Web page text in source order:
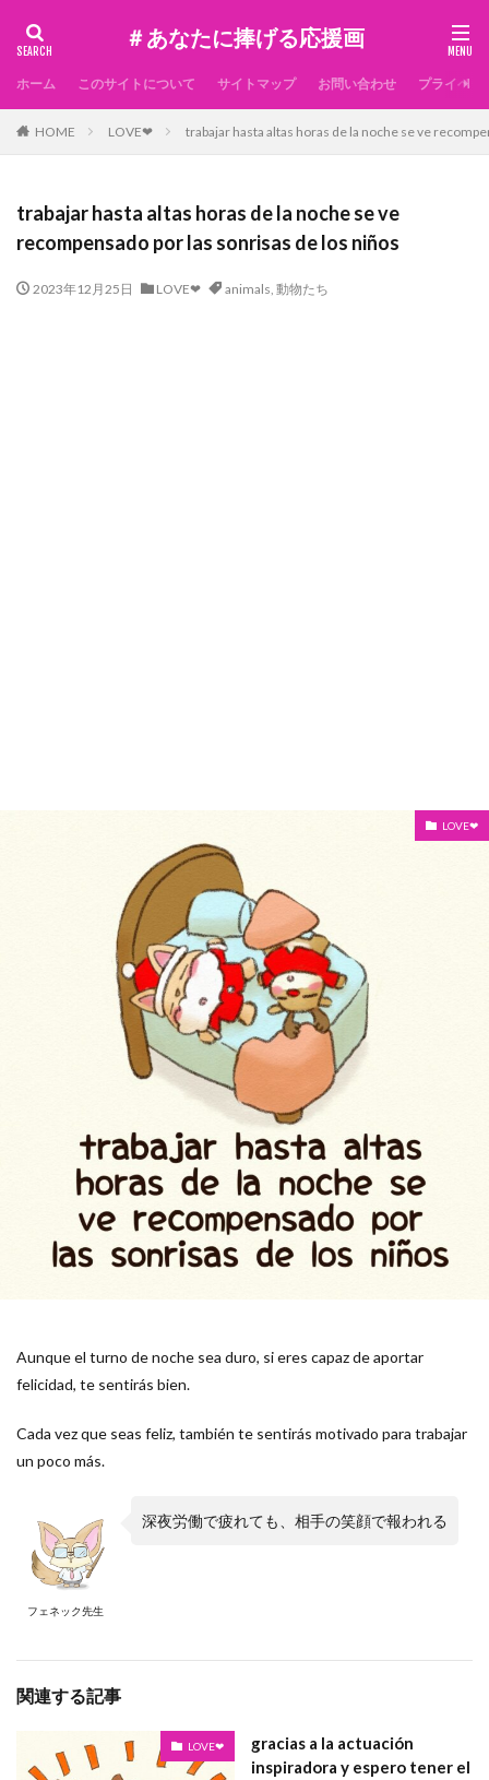
＃あなたに捧げる応援画
ホーム このサイトについて サイトマップ お問い合わせ プライベー
HOME LOVE❤ trabajar hasta altas horas de la noche se ve
trabajar hasta altas horas de la noche se ve
recompensado por las sonrisas de los niños
2023年12月25日 LOVE❤ animals, 動物たち
LOVE❤
Aunque el turno de noche sea duro, si eres capaz de aportar
felicidad, te sentirás bien.
Cada vez que seas feliz, también te sentirás motivado para trabajar
un poco más.
フェネック先生
深夜労働で疲れても、相手の笑顔で報われる
関連する記事
LOVE❤
gracias a la actuación
inspiradora y espero tener el